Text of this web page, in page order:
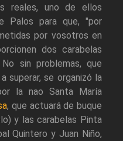
reales, uno de ellos
Palos para que, "por
por vosotros en
dos carabelas
sin problemas, que
superar, se organizó la
la nao Santa María
, que actuará de buque
y las carabelas Pinta
Quintero y Juan Niño,